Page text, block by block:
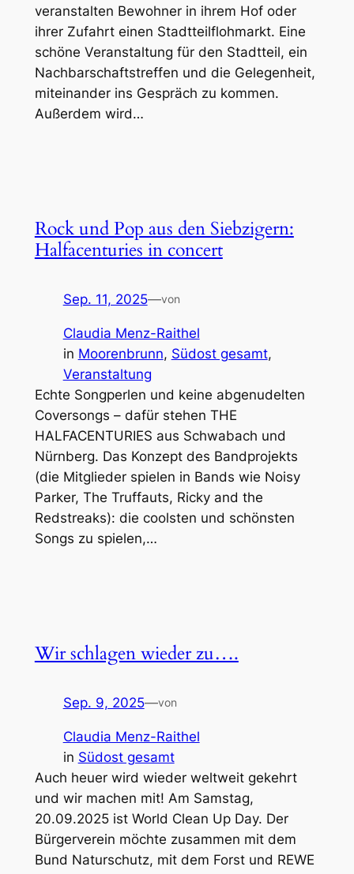
veranstalten Bewohner in ihrem Hof oder
ihrer Zufahrt einen Stadtteilflohmarkt. Eine
schöne Veranstaltung für den Stadtteil, ein
Nachbarschaftstreffen und die Gelegenheit,
miteinander ins Gespräch zu kommen.
Außerdem wird…
Rock und Pop aus den Siebzigern:
Halfacenturies in concert
Sep. 11, 2025—von
Claudia Menz-Raithel
in Moorenbrunn, Südost gesamt
Veranstaltung
Echte Songperlen und keine abgenudelten
Coversongs – dafür stehen THE
HALFACENTURIES aus Schwabach und
Nürnberg. Das Konzept des Bandprojekts
(die Mitglieder spielen in Bands wie Noisy
Parker, The Truffauts, Ricky and the
Redstreaks): die coolsten und schönsten
Songs zu spielen,…
Wir schlagen wieder zu….
Sep. 9, 2025—von
Claudia Menz-Raithel
in Südost gesamt
Auch heuer wird wieder weltweit gekehrt
und wir machen mit! Am Samstag,
20.09.2025 ist World Clean Up Day. Der
Bürgerverein möchte zusammen mit dem
Bund Naturschutz, mit dem Forst und REWE